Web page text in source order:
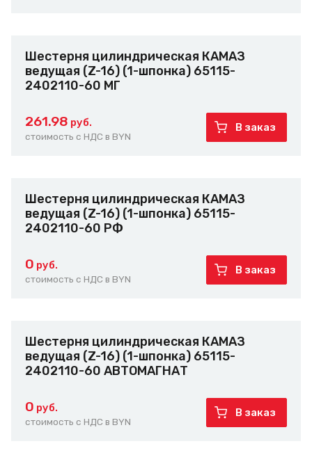
Шестерня цилиндрическая КАМАЗ
ведущая (Z-16) (1-шпонка) 65115-
2402110-60 МГ
261.98 руб.
стоимость с НДС в BYN
В заказ
Шестерня цилиндрическая КАМАЗ
ведущая (Z-16) (1-шпонка) 65115-
2402110-60 РФ
0 руб.
стоимость с НДС в BYN
В заказ
Шестерня цилиндрическая КАМАЗ
ведущая (Z-16) (1-шпонка) 65115-
2402110-60 АВТОМАГНАТ
0 руб.
стоимость с НДС в BYN
В заказ